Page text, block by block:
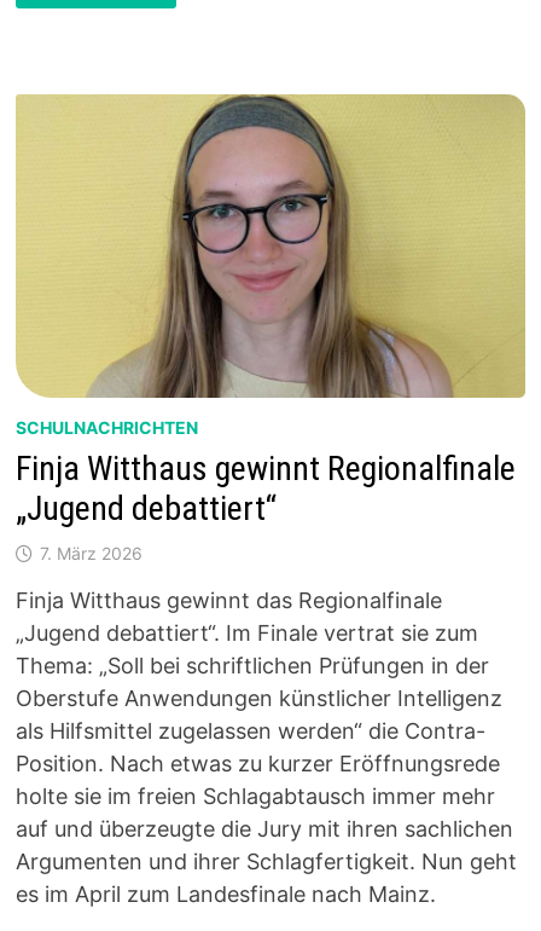
PLANSPIEL
SCHULNACHRICHTEN
Finja Witthaus gewinnt Regionalfinale
„Jugend debattiert“
7. März 2026
Finja Witthaus gewinnt das Regionalfinale
„Jugend debattiert“. Im Finale vertrat sie zum
Thema: „Soll bei schriftlichen Prüfungen in der
Oberstufe Anwendungen künstlicher Intelligenz
als Hilfsmittel zugelassen werden“ die Contra-
Position. Nach etwas zu kurzer Eröffnungsrede
holte sie im freien Schlagabtausch immer mehr
auf und überzeugte die Jury mit ihren sachlichen
Argumenten und ihrer Schlagfertigkeit. Nun geht
es im April zum Landesfinale nach Mainz.